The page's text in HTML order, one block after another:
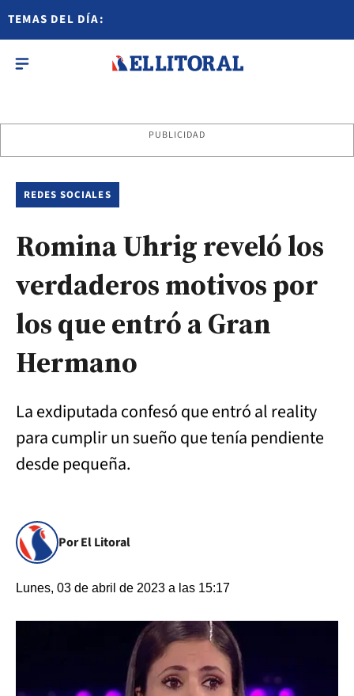
TEMAS DEL DÍA:
PUBLICIDAD
REDES SOCIALES
Romina Uhrig reveló los
verdaderos motivos por
los que entró a Gran
Hermano
La exdiputada confesó que entró al reality
para cumplir un sueño que tenía pendiente
desde pequeña.
Por El Litoral
Lunes, 03 de abril de 2023 a las 15:17